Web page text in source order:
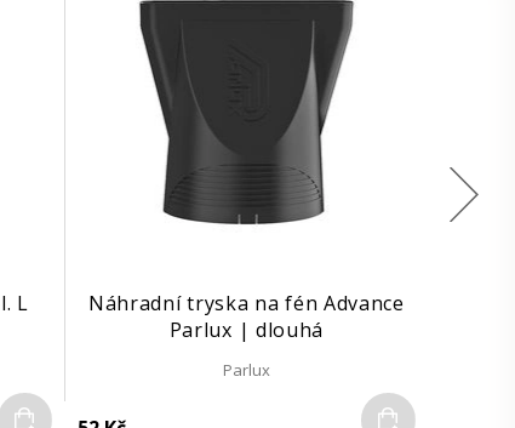
L
Do košíku
Náhradní tryska na fén Advance
Parlux | dlouhá
Parlux
Do košíku